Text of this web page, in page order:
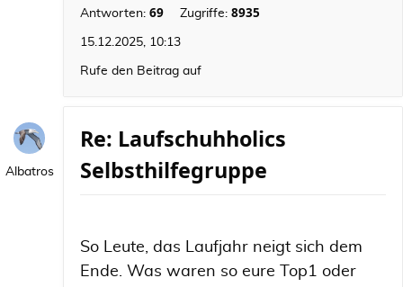
Antworten: 69 Zugriffe: 8935
15.12.2025, 10:13
Rufe den Beitrag auf
Albatros
Re: Laufschuhholics
Selbsthilfegruppe
So Leute, das Laufjahr neigt sich dem
Ende. Was waren so eure Top1 oder